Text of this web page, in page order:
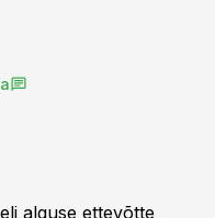
alguse ettevõtte